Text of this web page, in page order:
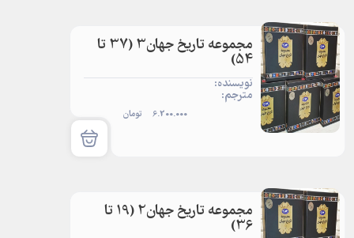
مجموعه تاریخ جهان3 (37 تا
54)
نویسنده:
مترجم:
6.200.000 تومان
مجموعه تاریخ جهان2 (19 تا
36)